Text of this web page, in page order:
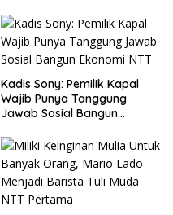
Kadis Sony: Pemilik Kapal
Wajib Punya Tanggung
Jawab Sosial Bangun